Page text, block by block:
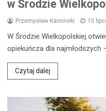
w Środzie
Przemysław Kamiński 15
W Środzie Wielkopolskiej
opiekuńcza dla najmłodszych
Czytaj dalej